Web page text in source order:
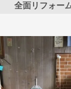
全面リフォー